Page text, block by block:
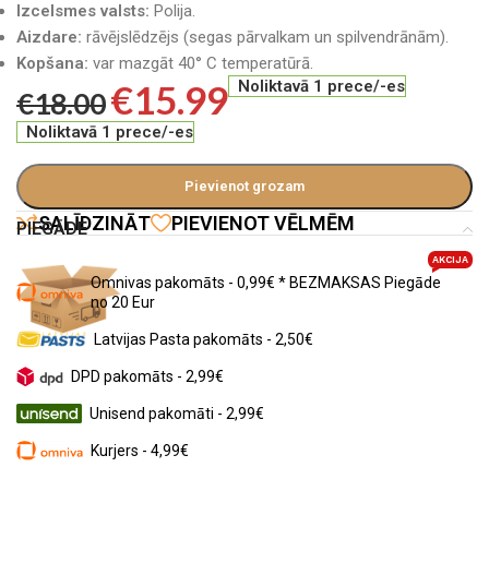
Izcelsmes valsts: Polija.
Aizdare: rāvējslēdzējs (segas pārvalkam un spilvendrānām).
Kopšana: var mazgāt 40° C temperatūrā.
€18.00€15.99 Noliktavā 1 prece/-es
Noliktavā 1 prece/-es
Pievienot grozam
SALĪDZINĀT PIEVIENOT VĒLMĒM
PIEGĀDE
Omnivas pakomāts - 0,99€ * BEZMAKSAS Piegāde
no 20 Eur
AKCIJA
Latvijas Pasta pakomāts - 2,50€
DPD pakomāts - 2,99€
Unisend pakomāti - 2,99€
Kurjers - 4,99€